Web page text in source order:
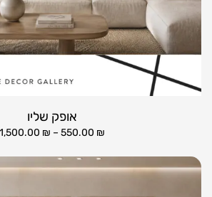
אופק שליו
550.00 ₪
–
1,500.00 ₪